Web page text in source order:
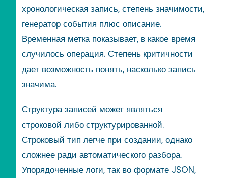
хронологическая запись, степень значимости,
генератор события плюс описание.
Временная метка показывает, в какое время
случилось операция. Степень критичности
дает возможность понять, насколько запись
значима.
Структура записей может являться
строковой либо структурированной.
Строковый тип легче при создании, однако
сложнее ради автоматического разбора.
Упорядоченные логи, так во формате JSON,